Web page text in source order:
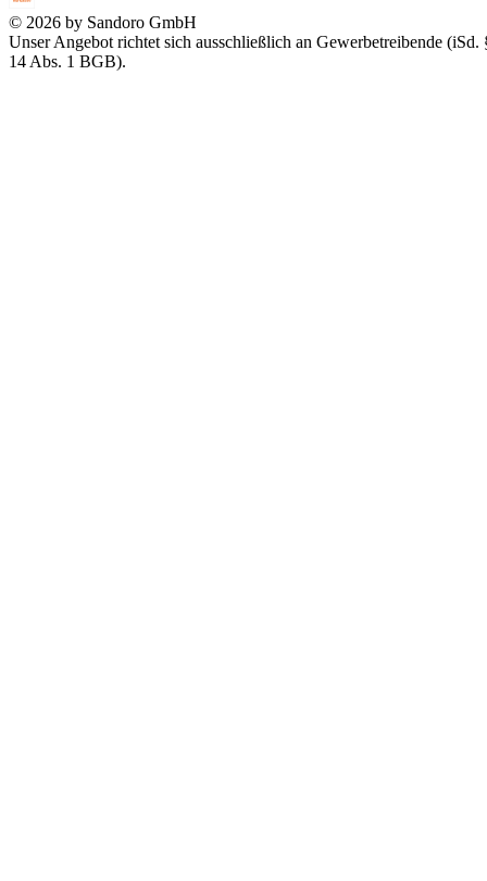
© 2026 by Sandoro GmbH
Unser Angebot richtet sich ausschließlich an Gewerbetreibende (iSd.
14 Abs. 1 BGB).